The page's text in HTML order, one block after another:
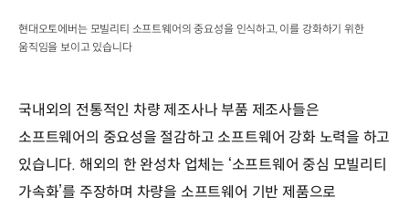
현대오토에버는 모빌리티 소프트웨어의 중요성을 인식하고, 이를 강화하기 위한
움직임을 보이고 있습니다
국내외의 전통적인 차량 제조사나 부품 제조사들은
소프트웨어의 중요성을 절감하고 소프트웨어 강화 노력을 하고
있습니다. 해외의 한 완성차 업체는 ‘소프트웨어 중심 모빌리티
가속화’를 주장하며 차량을 소프트웨어 기반 제품으로